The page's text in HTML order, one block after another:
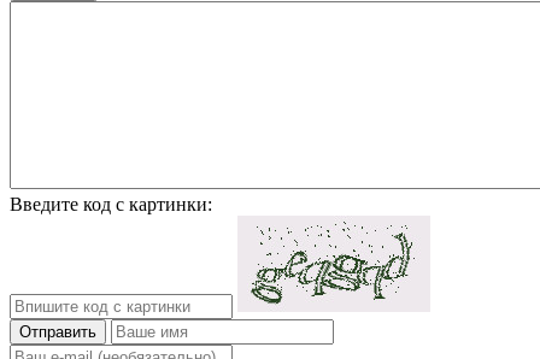
Введите код с картинки:
Отправить